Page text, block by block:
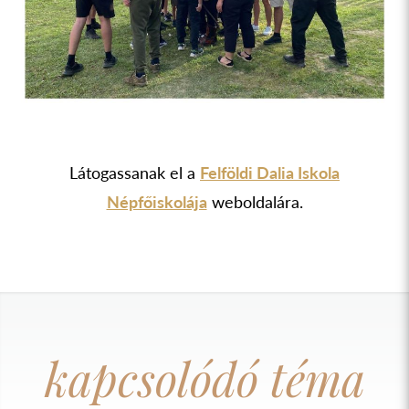
Látogassanak el a Felföldi Dalia Iskola
Népfőiskolája weboldalára.
kapcsolódó téma